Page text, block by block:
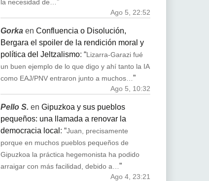
la necesidad de…”
Ago 5, 22:52
Gorkaen Confluencia o Disolución,
Bergara el spoiler de la rendición moral y
política del Jeltzalismo: “Lizarra-Garazi fué
un buen ejemplo de lo que digo y ahí tanto la IA
como EAJ/PNV entraron junto a muchos… ”
Ago 5, 10:32
Pello S. en Gipuzkoa y sus pueblos
pequeños: una llamada a renovar la
democracia local : “Juan, precisamente
porque en muchos pueblos pequeños de
Gipuzkoa la práctica hegemonista ha podido
arraigar con más facilidad, debido a… ”
Ago 4, 23:21